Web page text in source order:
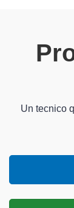
Un tecnico